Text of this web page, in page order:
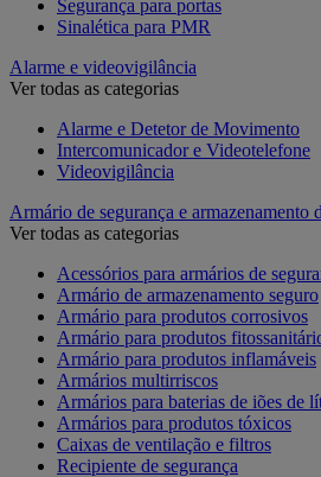
Segurança para portas
Sinalética para PMR
Alarme e videovigilância
Ver todas as categorias
Alarme e Detetor de Movimento
Intercomunicador e Videotelefone
Videovigilância
Armário de segurança e armazenamento
Ver todas as categorias
Acessórios para armários de
Armário de armazenamento seguro
Armário para produtos corrosivos
Armário para produtos
Armário para produtos inflamáveis
Armários multirriscos
Armários para baterias de iões de
Armários para produtos tóxicos
Caixas de ventilação e filtros
Recipiente de segurança